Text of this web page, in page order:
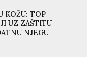
KOŽU: TOP
UZ ZAŠTITU
NJEGU